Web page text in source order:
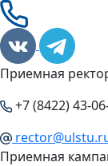
Приемная
+7 (8422) 43-
Приемная